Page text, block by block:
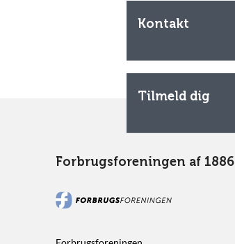
Kontakt
Tilmeld dig
Forbrugsforeningen af 1886